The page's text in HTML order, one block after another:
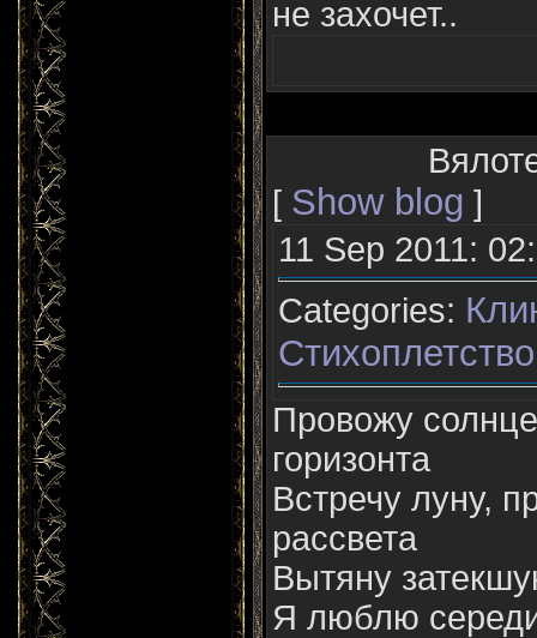
не захочет..
[ Show blog ]
11 Sep 2011:
Categories:
Стихоплетство
Провожу
горизонта
Встречу луну,
рассвета
Вытяну
Я люблю